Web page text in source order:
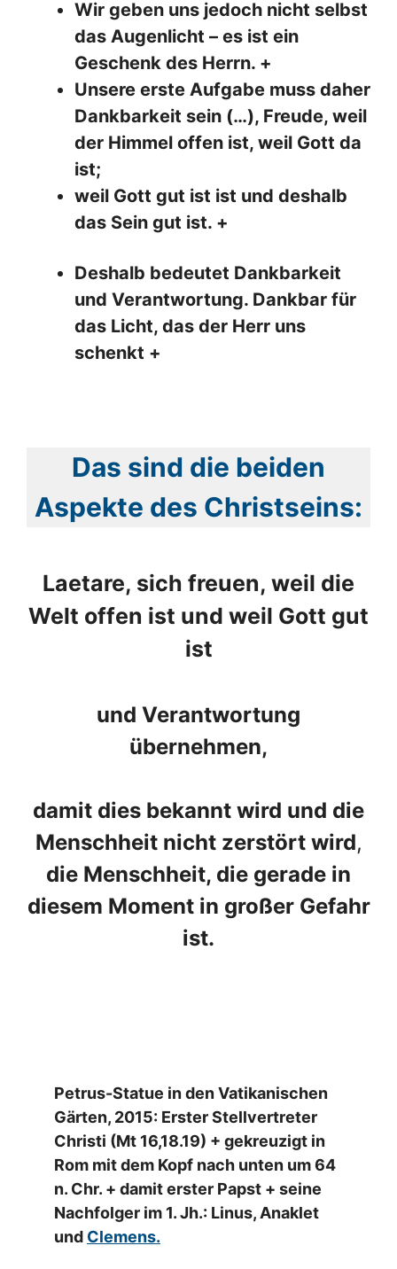
Wir geben uns jedoch nicht selbst
das Augenlicht – es ist ein
Geschenk des Herrn. +
Unsere erste Aufgabe muss daher
Dankbarkeit sein (…), Freude, weil
der Himmel offen ist, weil Gott da
ist;
weil Gott gut ist ist und deshalb
das Sein gut ist. +
Deshalb bedeutet Dankbarkeit
und Verantwortung. Dankbar für
das Licht, das der Herr uns
schenkt +
Das sind die beiden
Aspekte des Christseins:
Laetare, sich freuen, weil die
Welt offen ist und weil Gott gut
ist
und Verantwortung
übernehmen,
damit dies bekannt wird und die
Menschheit nicht zerstört wird,
die Menschheit, die gerade in
diesem Moment in großer Gefahr
ist.
Petrus-Statue in den Vatikanischen
Gärten, 2015: Erster Stellvertreter
Christi (Mt 16,18.19) + gekreuzigt in
Rom mit dem Kopf nach unten um 64
n. Chr. + damit erster Papst + seine
Nachfolger im 1. Jh.: Linus, Anaklet
und Clemens.